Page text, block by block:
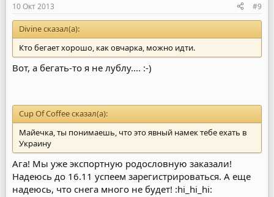
10 Окт 2013 #9
Divine сказал(а):
Кто бегает хорошо, как овчарка, можно идти.
Вот, а бегать-то я не лублу.... :-)
Cup Of Coffee сказал(а):
Майечка, ты понимаешь, что это явный намек тебе ехать в
Украину
Ага! Мы уже экспортную родословную заказали!
Надеюсь до 16.11 успеем зарегистрироваться. А еще
надеюсь, что снега много не будет! :hi_hi_hi: